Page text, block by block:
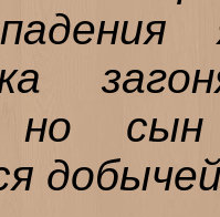
но сын